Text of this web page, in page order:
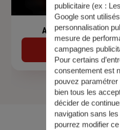
Assurance de prêt
Découvrir
publicitaire (ex :
Google sont
personnalisation
mesure de
campagnes
Pour certains
consentement est
pouvez
bien tous les
décider de
navigation sans
pourrez modifier